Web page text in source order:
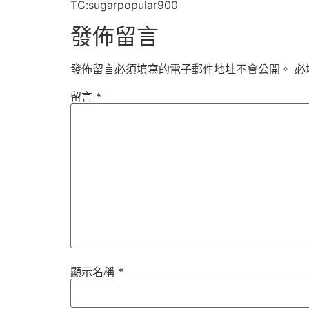
TC:sugarpopular900
發佈留言
發佈留言必須填寫的電子郵件地址不會公開。 必
留言 *
顯示名稱 *